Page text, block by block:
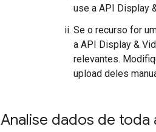
use a API Display
Se o recurso for
a API Display &
relevantes.
upload deles
Analise dados de toda